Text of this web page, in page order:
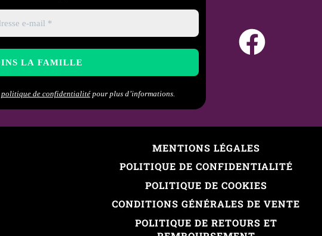
politique de confidentialitépour plus d’informations.
MENTIONS LÉGALES
POLITIQUE DE CONFIDENTIALITÉ
POLITIQUE DE COOKIES
CONDITIONS GÉNÉRALES DE VENTE
POLITIQUE DE RETOURS ET